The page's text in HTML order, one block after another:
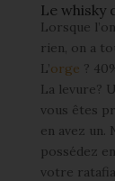
Le whisky
Lorsque
rien, on a
L’orge ?
La levure?
vous êtes
en avez un.
possédez
votre